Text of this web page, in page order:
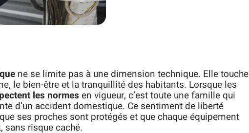
ne se limite pas à une dimension technique. Elle touche
le bien-être et la tranquillité des habitants. Lorsque les
les normes en vigueur, c’est toute une famille qui
d’un accident domestique. Ce sentiment de liberté
ses proches sont protégés et que chaque équipement
risque caché.